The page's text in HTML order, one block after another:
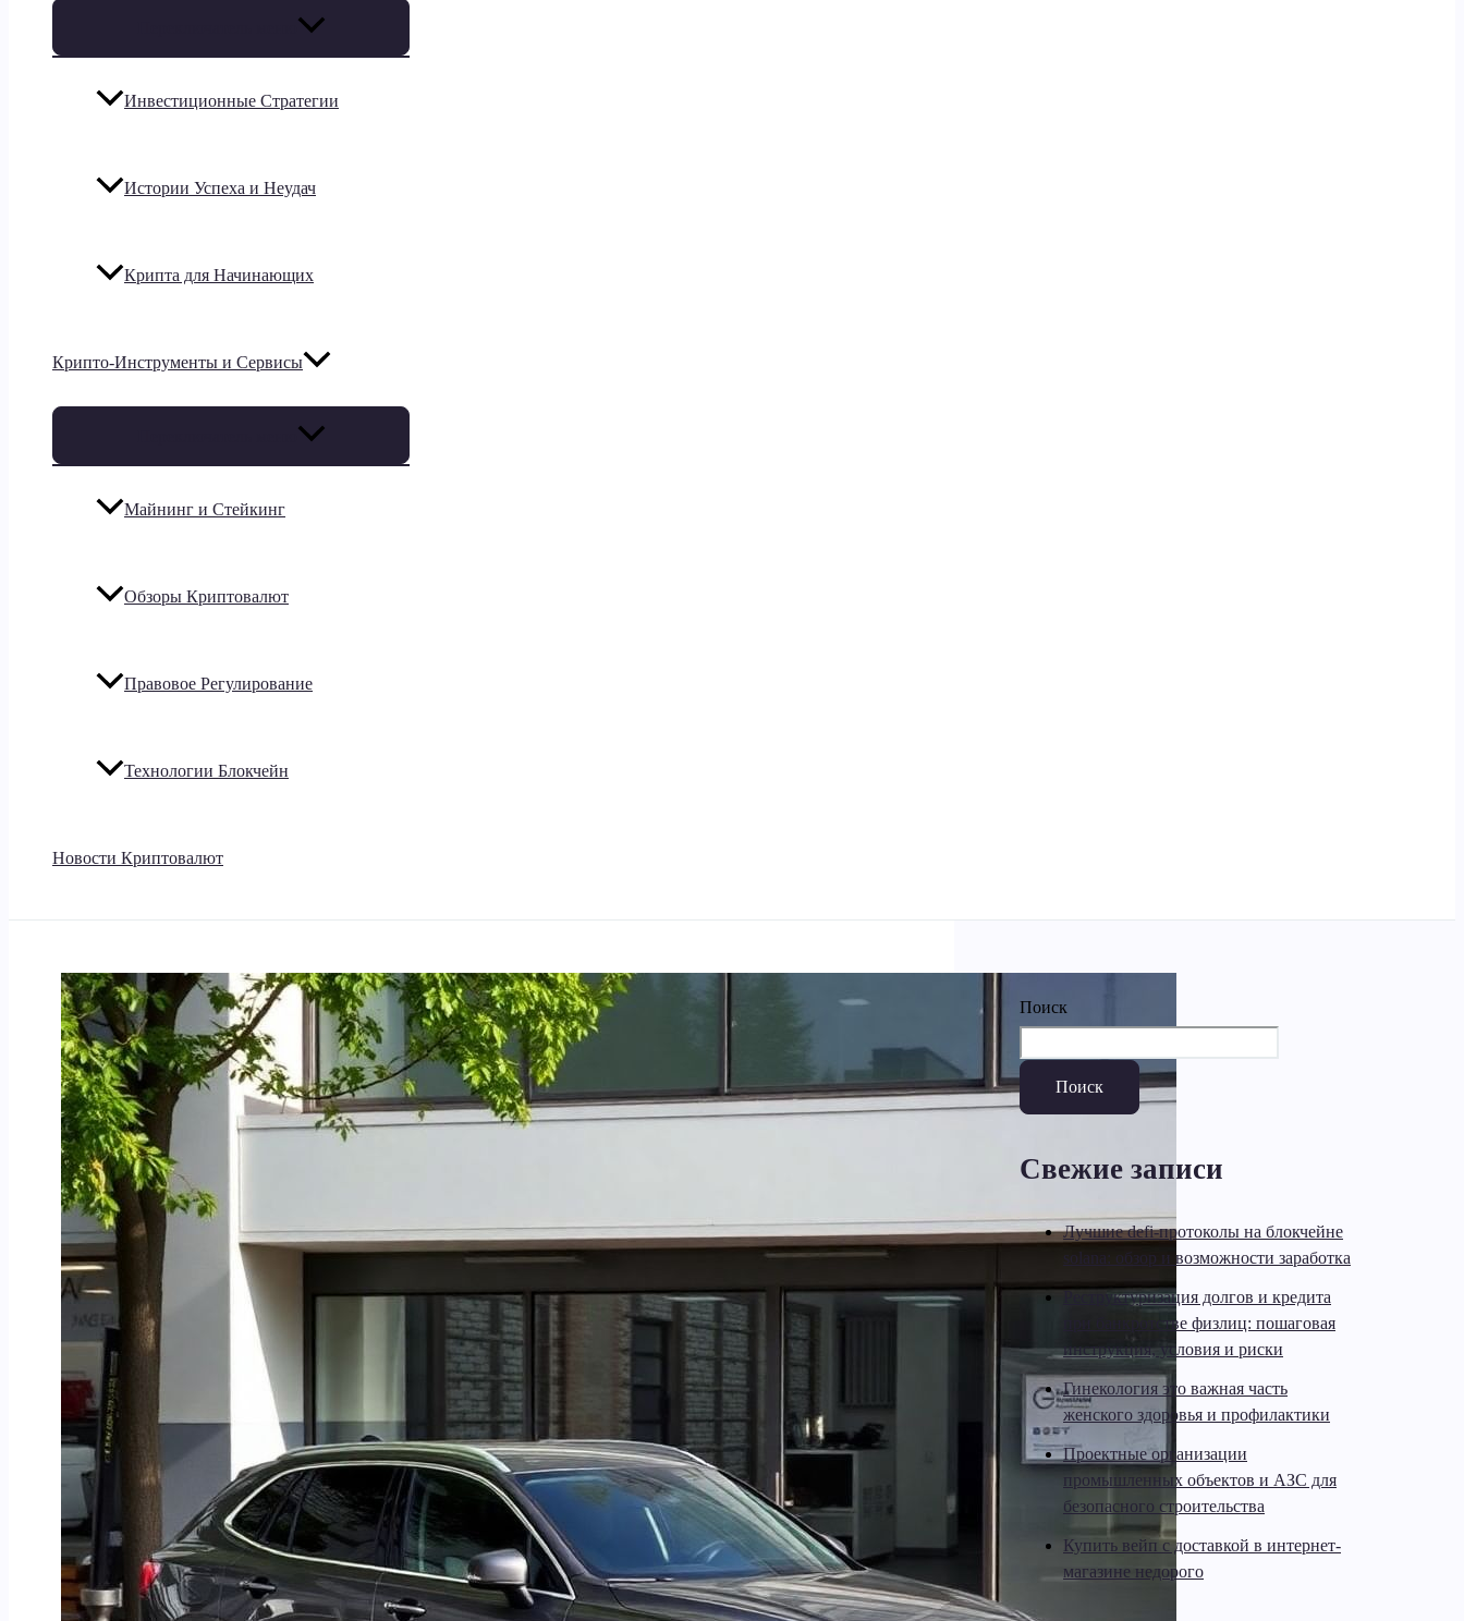
Инвестиционные Стратегии
Истории Успеха и Неудач
Крипта для Начинающих
Крипто-Инструменты и Сервисы
Майнинг и Стейкинг
Обзоры Криптовалют
Правовое Регулирование
Технологии Блокчейн
Новости Криптовалют
Поиск
Поиск
Свежие записи
Лучшие defi-протоколы на блокчейне
solana: обзор и возможности заработка
Реструктуризация долгов и кредита
при банкротстве физлиц: пошаговая
инструкция, условия и риски
Гинекология это важная часть
женского здоровья и профилактики
Проектные организации
промышленных объектов и АЗС для
безопасного строительства
Купить вейп с доставкой в интернет-
магазине недорого